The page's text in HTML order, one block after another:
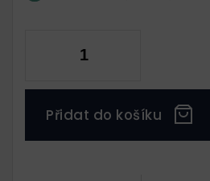
Přidat do košíku